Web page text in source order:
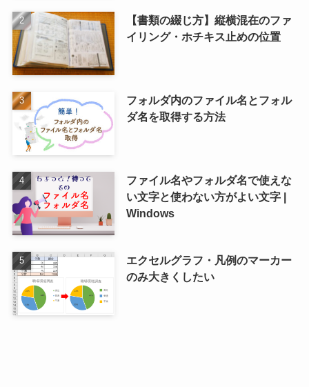
【書類の綴じ方】縦横混在のファ
イリング・ホチキス止めの位置
フォルダ内のファイル名とフォル
ダ名を取得する方法
ファイル名やフォルダ名で使えな
い文字と使わない方がよい文字 |
Windows
エクセルグラフ・凡例のマーカー
のみ大きくしたい